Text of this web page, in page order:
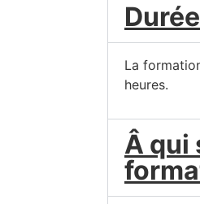
La
heures.
Â qui